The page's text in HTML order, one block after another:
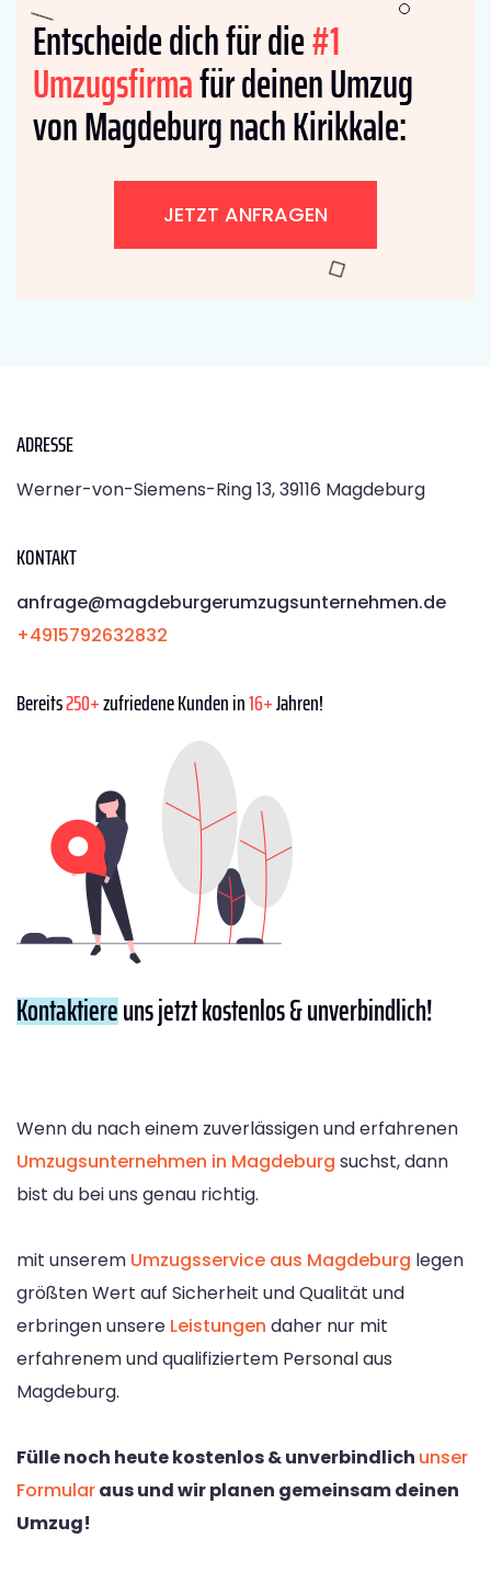
Entscheide dich für die#1
Umzugsfirmafür deinen Umzug
von Magdeburg nach Kirikkale:
JETZT ANFRAGEN
ADRESSE
Werner-von-Siemens-Ring 13, 39116 Magdeburg
KONTAKT
anfrage@magdeburgerumzugsunternehmen.de
+4915792632832
Bereits250+zufriedene Kunden in16+Jahren!
Kontaktiereuns jetzt kostenlos & unverbindlich!
Wenn du nach einem zuverlässigen und erfahrenen
Umzugsunternehmen in Magdeburg suchst, dann
bist du bei uns genau richtig.
mit unserem Umzugsservice aus Magdeburg legen
größten Wert auf Sicherheit und Qualität und
erbringen unsere Leistungen daher nur mit
erfahrenem und qualifiziertem Personal aus
Magdeburg.
Fülle noch heute kostenlos & unverbindlich unser
Formularaus und wir planen gemeinsam deinen
Umzug!